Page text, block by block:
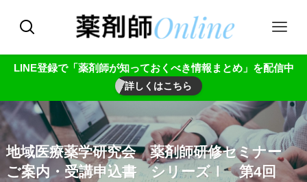
LINE登録で「薬剤師が知っておくべき情報まとめ」を配信中
詳しくはこちら
地域医療薬学研究会 薬剤師研修セミナー
ご案内・受講申込書 シリーズⅠ 第4回